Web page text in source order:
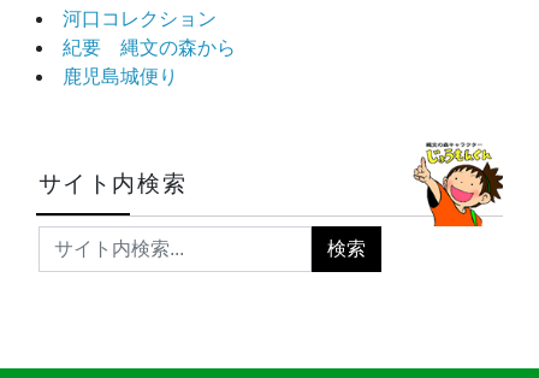
河口コレクション
紀要 縄文の森から
鹿児島城便り
サイト内検索